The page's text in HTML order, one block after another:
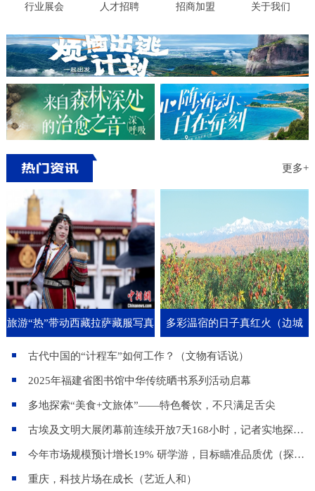
行业展会 人才招聘 招商加盟 关于我们
更多+
旅游“热”带动西藏拉萨藏服写真 多彩温宿的日子真红火（边城
记）
古代中国的“计程车”如何工作？（文物有话说）
2025年福建省图书馆中华传统晒书系列活动启幕
多地探索“美食+文旅体”——特色餐饮，不只满足舌尖
古埃及文明大展闭幕前连续开放7天168小时，记者实地探访—— 上海博物馆的“超级不眠夜”
今年市场规模预计增长19% 研学游，目标瞄准品质优（探访）
重庆，科技片场在成长（艺近人和）